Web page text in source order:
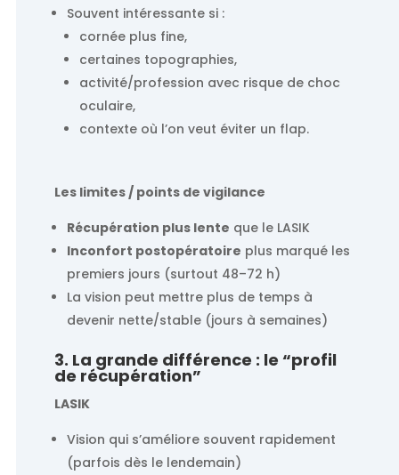
Souvent intéressante si :
cornée plus fine,
certaines topographies,
activité/profession avec risque de choc
oculaire,
contexte où l’on veut éviter un flap.
Les limites / points de vigilance
Récupération plus lente que le LASIK
Inconfort postopératoire plus marqué les
premiers jours (surtout 48–72 h)
La vision peut mettre plus de temps à
devenir nette/stable (jours à semaines)
3. La grande différence : le “profil
de récupération”
LASIK
Vision qui s’améliore souvent rapidement
(parfois dès le lendemain)